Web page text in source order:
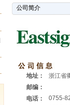
公司简介
地址：
浙江省
邮编：
电话：
0755-